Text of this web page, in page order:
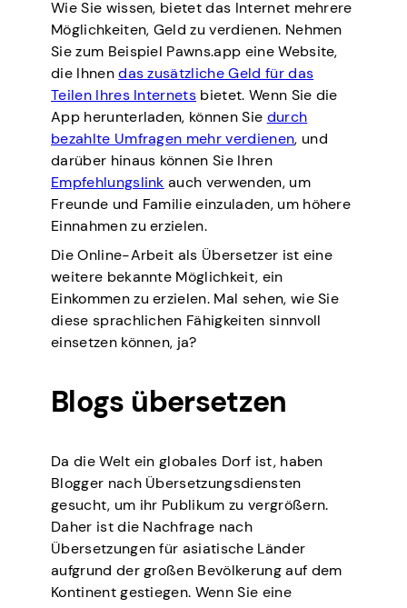
Wie Sie wissen, bietet das Internet mehrere
Möglichkeiten, Geld zu verdienen. Nehmen
Sie zum Beispiel Pawns.app eine Website,
die Ihnendas zusätzliche Geld für das
Teilen Ihres Internets bietet. Wenn Sie die
App herunterladen, können Sie durch
bezahlte Umfragen mehr verdienen, und
darüber hinaus können Sie Ihren
Empfehlungslink auch verwenden, um
Freunde und Familie einzuladen, um höhere
Einnahmen zu erzielen.
Die Online-Arbeit als Übersetzer ist eine
weitere bekannte Möglichkeit, ein
Einkommen zu erzielen. Mal sehen, wie Sie
diese sprachlichen Fähigkeiten sinnvoll
einsetzen können, ja?
Blogs übersetzen
Da die Welt ein globales Dorf ist, haben
Blogger nach Übersetzungsdiensten
gesucht, um ihr Publikum zu vergrößern.
Daher ist die Nachfrage nach
Übersetzungen für asiatische Länder
aufgrund der großen Bevölkerung auf dem
Kontinent gestiegen. Wenn Sie eine